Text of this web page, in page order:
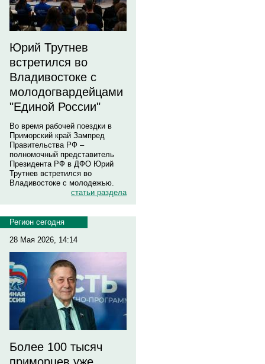
Юрий Трутнев
встретился во
Владивостоке с
молодогвардейцами
"Единой России"
Во время рабочей поездки в
Приморский край Зампред
Правительства РФ –
полномочный представитель
Президента РФ в ДФО Юрий
Трутнев встретился во
Владивостоке с молодежью.
статьи раздела
Регион сегодня
28 Мая 2026, 14:14
Более 100 тысяч